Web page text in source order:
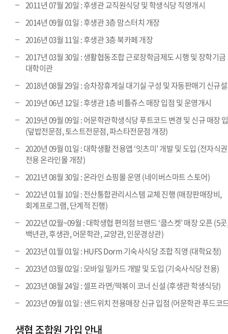
2011년 07월 20일 : 후생관 교직원식당 및 학생식당 직영개시
2014년 09월 01일 : 후생관 3층 맘스터치 개장
2016년 03월 11일 : 후생관 3층 북카페 개장
2017년 03월 30일 : 생활협동조합 근로장학금제도 시행 및 장학기금
대학이관
2018년 08월 29일 : 승차장휴게실 대기실 구성 및 자동판매기 신규
2019년 06년 12일 : 후생관 1층 비틀쥬스 매장 입점 및 운영개시
2019년 09월 09일 : 어문학관학생식당 푸트코드 변경 및 신규 매장
(덮밥전문점, 토스트전문점, 파스타전문점 개장)
2020년 09월 01일 : 대학생활 전용앱 ‘잇츠미’ 개발 및 도입 (전자식
전용 온라인몰 개장)
2021년 08월 30일 : 온라인 쇼핑몰 운영 (네이버스마트 스토어)
2022년 01월 10일 : 전산통합관리시스템 교체 진행 (매장판매장비,
회계프로그램, 단계적 진행)
2022년 02월~09월 : 대학생협 편의점 브랜드 ‘쿱스켓’ 매장 오픈 (5
백년관, 후생관, 어문학관, 교양관, 인문경상관)
2023년 01월 01일 : HUFS Dorm 기숙사식당 조합 직영 (대학요청)
2023년 03월 02일 : 모바일 밀카드 개발 및 도입 (기숙사식당 전용)
2023년 08월 24일 : 셀프 라면/떡볶이 코너 신설 (후생관 학생식당)
2023년 09월 01일 : 샌드위치 전용매장 신규 입점 (어문학관 푸드코
생협 조합원 가입 안내